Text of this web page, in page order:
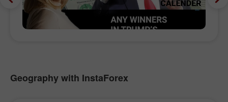
Geography with InstaForex